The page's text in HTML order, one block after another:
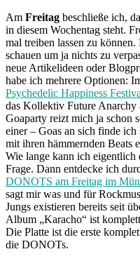
Am Freitag beschließe ich,
in diesem Wochentag steht.
mal treiben lassen zu
schauen um ja nichts zu
neue Artikelideen oder
habe ich mehrere Optionen:
Psychedelic Happiness
das Kollektiv Future Anarchy
Goaparty reizt mich ja schon
einer – Goas an sich finde
mit ihren hämmernden Beats
Wie lange kann ich eigentlich
Frage. Dann entdecke ich
DONOTS am Freitag im
sagt mir was und für
Jungs existieren bereits seit
Album „Karacho“ ist
Die Platte ist die erste
die DONOTs.